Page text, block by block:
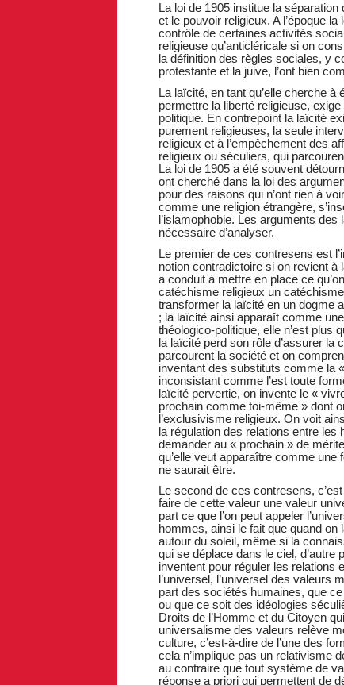
La loi de 1905 institue la séparation
et le pouvoir religieux. A l’époque
contrôle de certaines activités
religieuse qu’anticléricale si on
la définition des règles sociales, y
protestante et la juive, l’ont bien
La laïcité, en tant qu’elle cherche
permettre la liberté religieuse,
politique. En contrepoint la laïcité
purement religieuses, la seule
religieux et à l’empêchement des
religieux ou séculiers, qui
La loi de 1905 a été souvent
ont cherché dans la loi des
pour des raisons qui n’ont rien à
comme une religion étrangère,
l’islamophobie. Les arguments
nécessaire d’analyser.
Le premier de ces contresens est
notion contradictoire si on revient
a conduit à mettre en place ce
catéchisme religieux un
transformer la laïcité en un dogme
; la laïcité ainsi apparaît comme
théologico-politique, elle n’est plus
la laïcité perd son rôle d’assurer
parcourent la société et on
inventant des substituts comme la
inconsistant comme l’est toute
laïcité pervertie, on invente le «
prochain comme toi-même » dont
l’exclusivisme religieux. On voit
la régulation des relations entre les
demander au « prochain » de
qu’elle veut apparaître comme une
ne saurait être.
Le second de ces contresens,
faire de cette valeur une valeur
part ce que l’on peut appeler
hommes, ainsi le fait que quand on
autour du soleil, même si la
qui se déplace dans le ciel, d’autre
inventent pour réguler les relations
l’universel, l’universel des valeurs
part des sociétés humaines, que
ou que ce soit des idéologies
Droits de l’Homme et du Citoyen
universalisme des valeurs relève
culture, c’est-à-dire de l’une des
cela n’implique pas un relativisme
au contraire que tout système de
réponse a priori qui permettent de